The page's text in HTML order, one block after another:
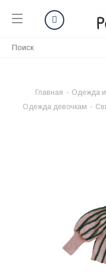
Главная - Одежда и
Одежда девочкам -